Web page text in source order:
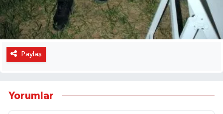
Paylaş
Yorumlar